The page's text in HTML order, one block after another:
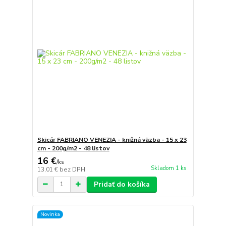
Skicár FABRIANO VENEZIA - knižná väzba - 15 x 23
cm - 200g/m2 - 48 listov
16 €/ks
13,01 € bez DPH Skladom 1 ks
Pridať do košíka
Novinka